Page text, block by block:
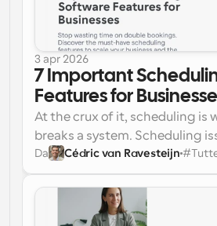
3 apr 2026
7 Important
Features for
To Find Them
At the crux of it, scheduling is
breaks a system. Scheduling
to chaotic situations in
hospitals, and restaurants,
Clients are left waiting
Receptionists have to face
interruptions and make
Patients show up and have
All of these situations are
of the dynamic, be it the
Da Cédric van Ravesteijn #